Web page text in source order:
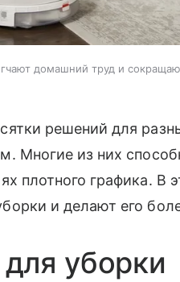
домашний труд и
решений для
Многие из них
плотного графика. В
и делают его
уборки